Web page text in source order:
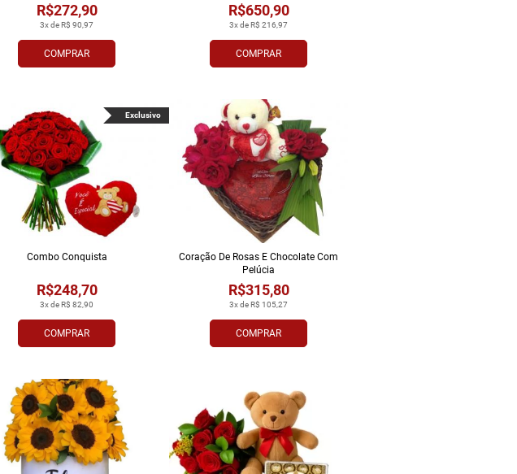
COMPRAR
3x de R$ 90,97
R$272,90
COMPRAR
3x de R$ 216,97
R$650,90
COMPRAR
3x de R$ 82,90
R$248,70
Combo Conquista
Exclusivo
COMPRAR
3x de R$ 105,27
R$315,80
Coração De Rosas E Chocolate Com
Pelúcia